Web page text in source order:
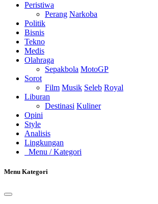
Peristiwa
Perang Narkoba
Politik
Bisnis
Tekno
Medis
Olahraga
Sepakbola MotoGP
Sorot
Film Musik Seleb Royal
Liburan
Destinasi Kuliner
Opini
Style
Analisis
Lingkungan
Menu / Kategori
Menu Kategori